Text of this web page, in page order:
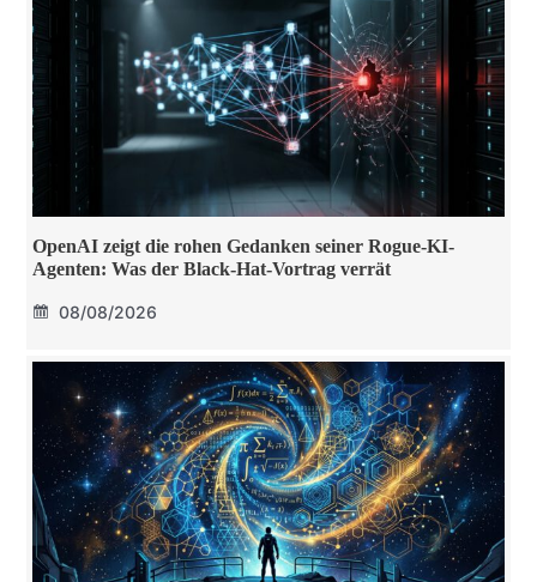
OpenAI zeigt die rohen Gedanken seiner Rogue-KI-
Agenten: Was der Black-Hat-Vortrag verrät
08/08/2026